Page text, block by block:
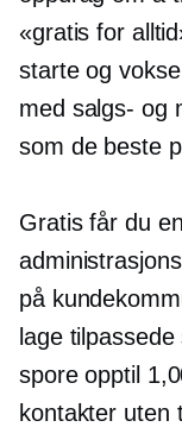
«gratis for
starte og
med salgs- og
som de beste
Gratis får du en
på
lage
spore opptil
kontakter uten